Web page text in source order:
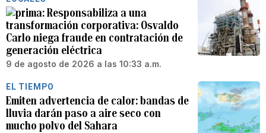
Responsabiliza a una
transformación corporativa: Osvaldo
Carlo niega fraude en contratación de
generación eléctrica
9 de agosto de 2026 a las 10:33 a.m.
EL TIEMPO
Emiten advertencia de calor: bandas de
lluvia darán paso a aire seco con
mucho polvo del Sahara